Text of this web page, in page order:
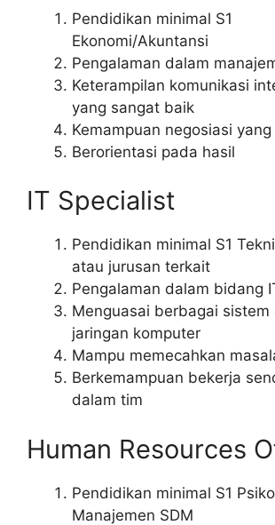
Pendidikan minimal S1
Ekonomi/Akuntansi
Pengalaman dalam
Keterampilan komunikasi
yang sangat baik
Kemampuan negosiasi
Berorientasi pada hasil
IT Specialist
Pendidikan minimal S1
atau jurusan terkait
Pengalaman dalam bidang
Menguasai berbagai sistem
jaringan komputer
Mampu memecahkan
Berkemampuan bekerja
dalam tim
Human Resources
Pendidikan minimal S1
Manajemen SDM